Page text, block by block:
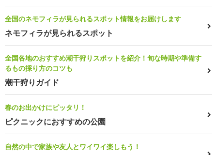
全国のネモフィラが見られるスポット情報をお届けします
ネモフィラが見られるスポット
全国各地のおすすめ潮干狩りスポットを紹介！旬な時期や準備す
るもの採り方のコツも
潮干狩りガイド
春のお出かけにピッタリ！
ピクニックにおすすめの公園
自然の中で家族や友人とワイワイ楽しもう！